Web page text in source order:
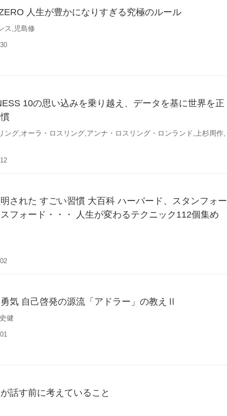
人生が豊かになりすぎる究極のルール
ス,児島修
10の思い込みを乗り越え、データを基に世界を正
ング,オーラ・ロスリング,アンナ・ロスリング・ロンランド,上杉周作,
された すごい習慣 大百科 ハーバード、スタンフォー
スフォード・・・ 人生が変わるテクニック112個集め
気 自己啓発の源流「アドラー」の教えⅡ
健
話す前に考えていること